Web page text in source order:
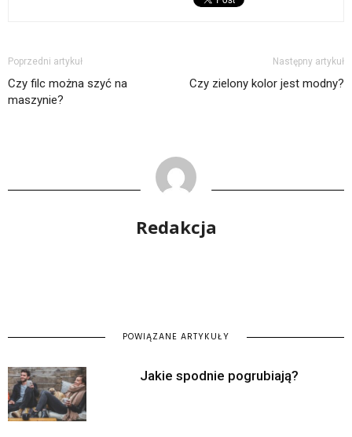
Poprzedni artykuł
Czy filc można szyć na
maszynie?
Następny artykuł
Czy zielony kolor jest modny?
Redakcja
POWIĄZANE ARTYKUŁY
Jakie spodnie pogrubiają?